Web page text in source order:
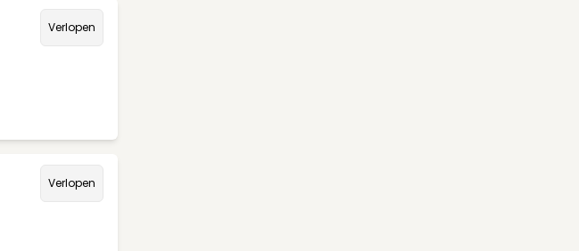
Verlopen
Verlopen